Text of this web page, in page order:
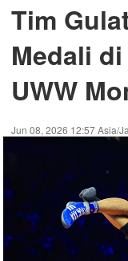
Tim
Medali
UWW
Jun 08, 2026 12:57 Asia/